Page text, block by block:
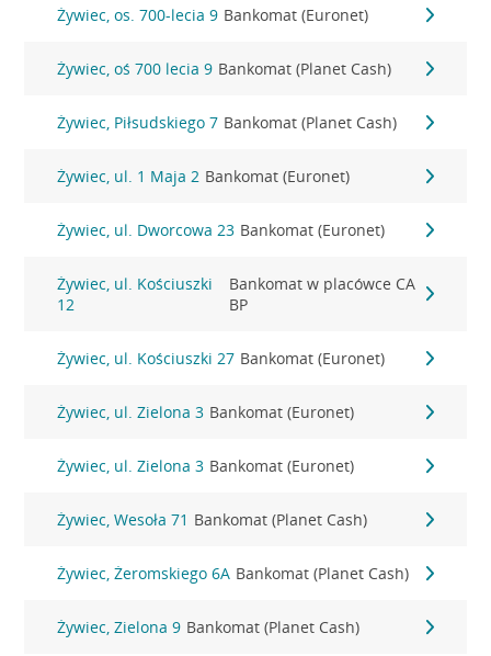
Żywiec, os. 700-lecia 9 Bankomat (Euronet)
Żywiec, oś 700 lecia 9 Bankomat (Planet Cash)
Żywiec, Piłsudskiego 7 Bankomat (Planet Cash)
Żywiec, ul. 1 Maja 2 Bankomat (Euronet)
Żywiec, ul. Dworcowa 23 Bankomat (Euronet)
Żywiec, ul. Kościuszki
12
Bankomat w placówce CA
BP
Żywiec, ul. Kościuszki 27 Bankomat (Euronet)
Żywiec, ul. Zielona 3 Bankomat (Euronet)
Żywiec, ul. Zielona 3 Bankomat (Euronet)
Żywiec, Wesoła 71 Bankomat (Planet Cash)
Żywiec, Żeromskiego 6A Bankomat (Planet Cash)
Żywiec, Zielona 9 Bankomat (Planet Cash)